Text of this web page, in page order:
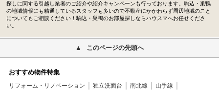
探しに関する引越し業者のご紹介や紹介キャンペーンも行っております。駒込・巣鴨
の地域情報にも精通しているスタッフも多いので不動産にかかわらず周辺地域のこと
についてもご相談ください！駒込・巣鴨のお部屋探しならハウスマへお任せくださ
い。
このページの先頭へ
おすすめ物件特集
リフォーム・リノベーション 独立洗面台 南北線
山手線